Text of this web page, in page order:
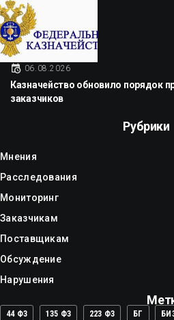
06.08.2026
Казначейство обновило порядок
заказчиков
Рубрики
Мнения
Расследования
Мониторинг
Заказчикам
Поставщикам
Обсуждение
Нарушения
44 ФЗ 135 ФЗ 223 ФЗ БГ